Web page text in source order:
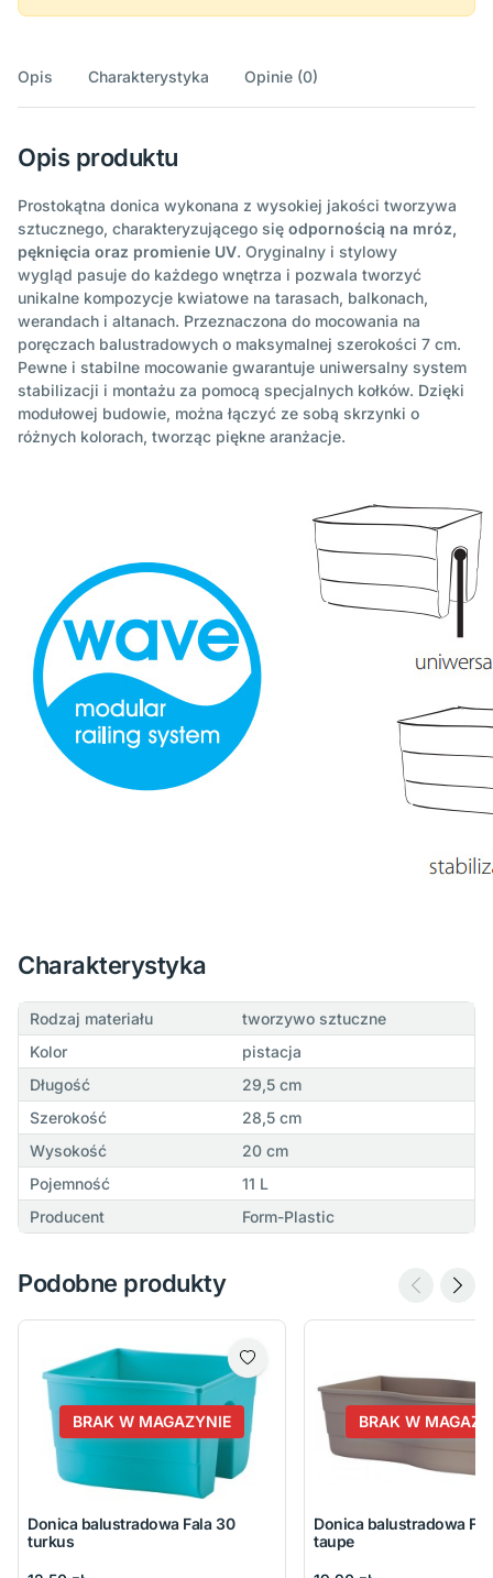
Opis Charakterystyka Opinie (0)
Opis produktu
Prostokątna donica wykonana z wysokiej jakości tworzywa
sztucznego, charakteryzującego się odpornością na mróz,
pęknięcia oraz promienie UV. Oryginalny i stylowy
wygląd pasuje do każdego wnętrza i pozwala tworzyć
unikalne kompozycje kwiatowe na tarasach, balkonach,
werandach i altanach. Przeznaczona do mocowania na
poręczach balustradowych o maksymalnej szerokości 7 cm.
Pewne i stabilne mocowanie gwarantuje uniwersalny system
stabilizacji i montażu za pomocą specjalnych kołków. Dzięki
modułowej budowie, można łączyć ze sobą skrzynki o
różnych kolorach, tworząc piękne aranżacje.
Charakterystyka
Rodzaj materiału
tworzywo sztuczne
Kolor
pistacja
Długość
29,5 cm
Szerokość
28,5 cm
Wysokość
20 cm
Pojemność
11 L
Producent
Form-Plastic
Podobne produkty
BRAK W MAGAZYNIE
Donica balustradowa Fala 30
turkus
BRAK W
Donica balustradowa
taupe